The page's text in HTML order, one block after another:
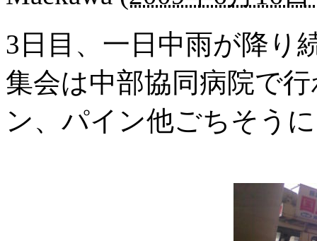
3日目、一日中雨が降り
集会は中部協同病院で
ン、パイン他ごちそう